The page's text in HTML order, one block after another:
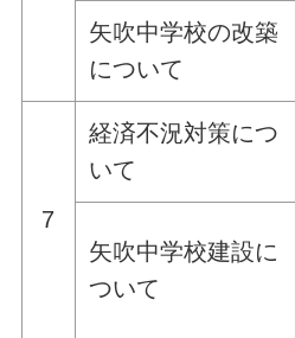
矢吹中学校の改築
について
7
経済不況対策につ
いて
矢吹中学校建設に
ついて